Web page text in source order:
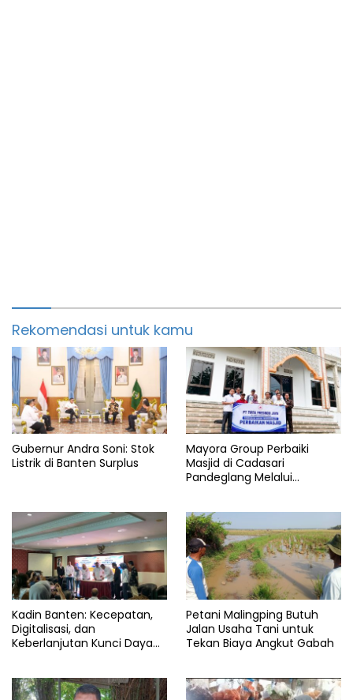
Rekomendasi untuk kamu
Gubernur Andra Soni: Stok
Listrik di Banten Surplus
Mayora Group Perbaiki
Masjid di Cadasari
Pandeglang Melalui
Kadin Banten: Kecepatan,
Digitalisasi, dan
Keberlanjutan Kunci Daya
Petani Malingping Butuh
Jalan Usaha Tani untuk
Tekan Biaya Angkut Gabah